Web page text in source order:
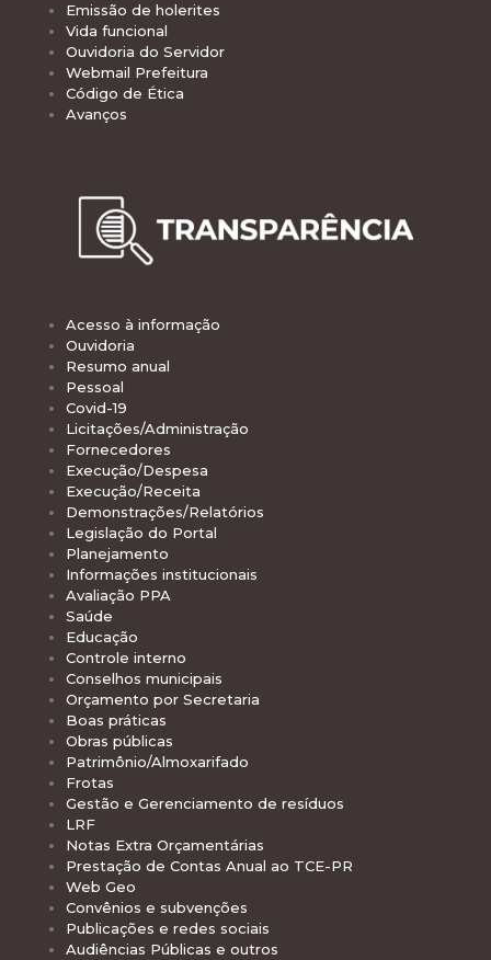
Emissão de holerites
Vida funcional
Ouvidoria do Servidor
Webmail Prefeitura
Código de Ética
Avanços
Acesso à informação
Ouvidoria
Resumo anual
Pessoal
Covid-19
Licitações/Administração
Fornecedores
Execução/Despesa
Execução/Receita
Demonstrações/Relatórios
Legislação do Portal
Planejamento
Informações institucionais
Avaliação PPA
Saúde
Educação
Controle interno
Conselhos municipais
Orçamento por Secretaria
Boas práticas
Obras públicas
Patrimônio/Almoxarifado
Frotas
Gestão e Gerenciamento de resíduos
LRF
Notas Extra Orçamentárias
Prestação de Contas Anual ao TCE-PR
Web Geo
Convênios e subvenções
Publicações e redes sociais
Audiências Públicas e outros